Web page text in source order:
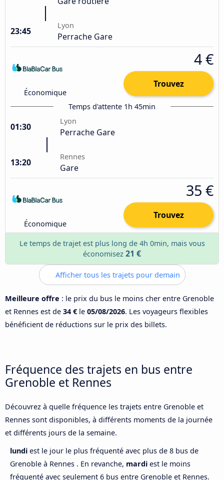
23:45
Lyon
Perrache Gare
Économique
4 €
Trouvez
Temps d'attente 1h 45min
01:30
Lyon
Perrache Gare
13:20
Rennes
Gare
Économique
35 €
Trouvez
Le temps de trajet est plus long de 4h 0min, mais vous
économisez 21 €
Afficher tous les trajets pour demain
Meilleure offre : le prix du bus le moins cher entre Grenoble
et Rennes est de 34 € le 05/08/2026. Les voyageurs flexibles
bénéficient de réductions sur le prix des billets.
Fréquence des trajets en bus entre
Grenoble et Rennes
Découvrez à quelle fréquence les trajets entre Grenoble et
Rennes sont disponibles, à différents moments de la journée
et différents jours de la semaine.
lundi est le jour le plus fréquenté avec plus de 8 bus de
Grenoble à Rennes . En revanche, mardi est le moins
fréquenté avec seulement 6 bus entre Grenoble et Rennes.